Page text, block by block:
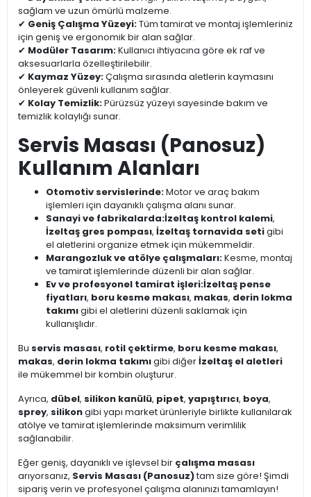
sağlam ve uzun ömürlü malzeme.
✔ Geniş Çalışma Yüzeyi:Tüm tamirat ve montaj işlemleriniz
için geniş ve ergonomik bir alan sağlar.
✔ Modüler Tasarım:Kullanıcı ihtiyacına göre ek raf ve
aksesuarlarla özelleştirilebilir.
✔ Kaymaz Yüzey:Çalışma sırasında aletlerin kaymasını
önleyerek güvenli kullanım sağlar.
✔ Kolay Temizlik:Pürüzsüz yüzeyi sayesinde bakım ve
temizlik kolaylığı sunar.
Servis Masası (Panosuz)
Kullanım Alanları
Otomotiv servislerinde:Motor ve araç bakım
işlemleri için dayanıklı çalışma alanı sunar.
Sanayi ve fabrikalarda:İzeltaş kontrol kalemi,
İzeltaş gres pompası, İzeltaş tornavida setigibi
el aletlerini organize etmek için mükemmeldir.
Marangozluk ve atölye çalışmaları:Kesme, montaj
ve tamirat işlemlerinde düzenli bir alan sağlar.
Ev ve profesyonel tamirat işleri:İzeltaş pense
fiyatları, boru kesme makası, makas, derin lokma
takımıgibi el aletlerini düzenli saklamak için
kullanışlıdır.
Bu servis masası, rotil çektirme, boru kesme makası,
makas, derin lokma takımıgibi diğerİzeltaş el aletleri
ile mükemmel bir kombin oluşturur.
Ayrıca, dübel, silikon kanülü, pipet, yapıştırıcı, boya,
sprey, silikongibi yapı market ürünleriyle birlikte kullanılarak
atölye ve tamirat işlemlerinde maksimum verimlilik
sağlanabilir.
Eğer geniş, dayanıklı ve işlevsel bir çalışma masası
arıyorsanız, Servis Masası (Panosuz)tam size göre! Şimdi
sipariş verin ve profesyonel çalışma alanınızı tamamlayın!